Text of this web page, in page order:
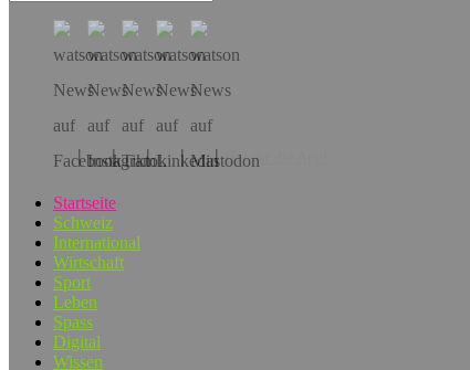
Hol dir die App!
Startseite
Schweiz
International
Wirtschaft
Sport
Leben
Spass
Digital
Wissen